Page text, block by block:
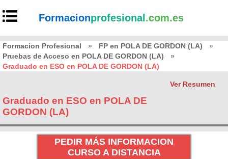
Formacionprofesional .com.es
Formacion Profesional » FP en POLA DE GORDON (LA)
»
Pruebas de Acceso en POLA DE GORDON (LA)
»
Graduado en ESO en POLA DE GORDON (LA)
Ver Resumen
Graduado en ESO en POLA DE
GORDON (LA)
PEDIR MÁS INFORMACION
CURSO A DISTANCIA